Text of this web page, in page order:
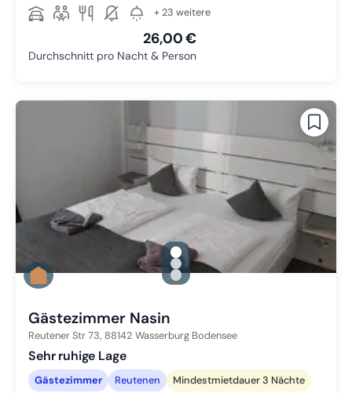
+ 23 weitere
26,00 €
Durchschnitt pro Nacht & Person
gallery.slide_selector
Zu Slide 1 wechseln
Zu Slide 2 wechseln
Zu Slide 3 wechseln
Gästezimmer Nasin
Reutener Str 73, 88142 Wasserburg Bodensee
Sehr ruhige Lage
Gästezimmer Reutenen Mindestmietdauer 3 Nächte